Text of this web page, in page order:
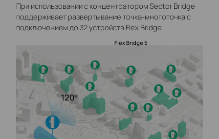
Flex Bridge 5
120°
При использовании с концентратором Sector Bridge
поддерживает развертывание точка-многоточка с
подключением до 32 устройств Flex Bridge.